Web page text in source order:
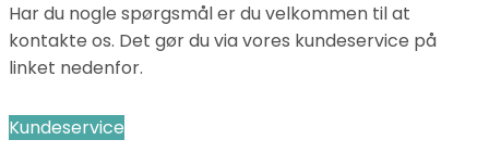
Har du nogle spørgsmål er du velkommen til at
kontakte os. Det gør du via vores kundeservice på
linket nedenfor.
Kundeservice